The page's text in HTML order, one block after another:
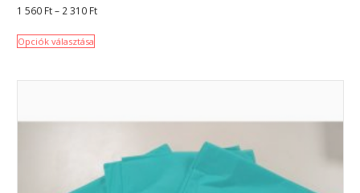
1 560 Ft – 2 310 FtÁrtartomány:
Opciók választása